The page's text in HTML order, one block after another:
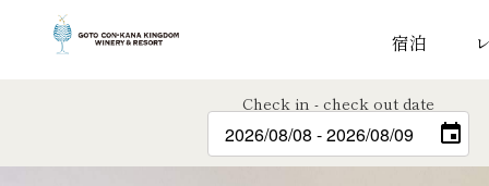
宿泊
Check in - check out date